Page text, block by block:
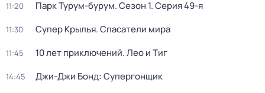
11:20 Парк Турум-бурум. Сезон 1. Серия 49-я
11:30 Супер Крылья. Спасатели мира
11:45 10 лет приключений. Лео и Тиг
14:45 Джи-Джи Бонд: Супергонщик